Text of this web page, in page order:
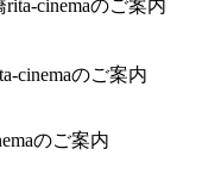
cinemaのご案内